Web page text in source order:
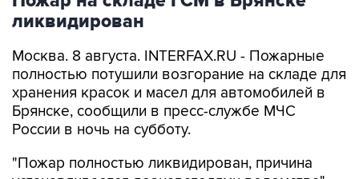
Москва. 8 августа. INTERFAX.RU - Пожарные
хранения красок и масел для автомобилей в
Брянске, сообщили в пресс-службе МЧС
России в ночь на субботу.
"Пожар полностью ликвидирован, причина
говорится в сообщении.